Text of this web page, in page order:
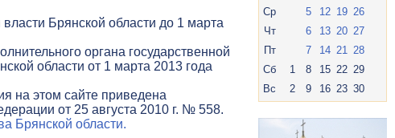
Брянской области до 1 марта
органа государственной
области от 1 марта 2013 года
на этом сайте приведена
от 25 августа 2010 г. № 558.
Брянской области.
Ср
5 12 19 26
Чт
6 13 20 27
Пт
7 14 21 28
Сб
1 8 15 22 29
Вс
2 9 16 23 30